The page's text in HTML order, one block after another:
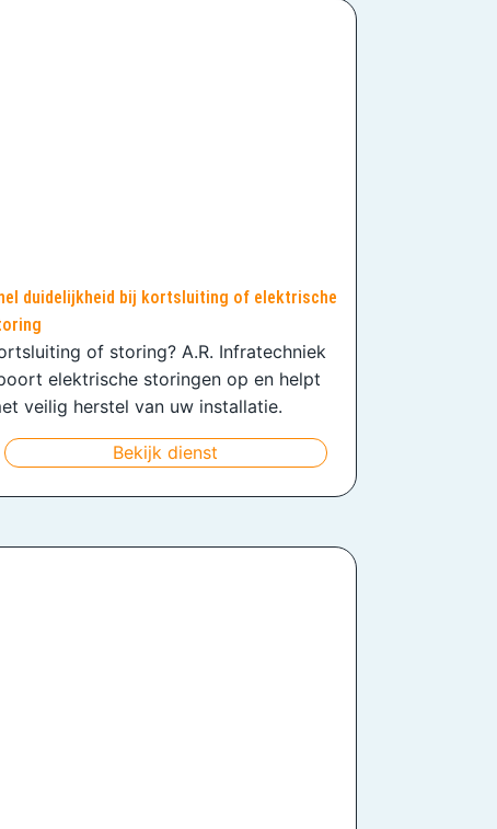
duidelijkheid bij kortsluiting of elektrische
of storing? A.R. Infratechniek
elektrische storingen op en helpt
veilig herstel van uw installatie.
Bekijk dienst